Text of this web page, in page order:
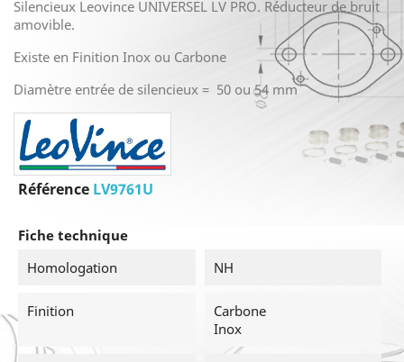
Silencieux Leovince UNIVERSEL LV PRO. Réducteur de bruit
amovible.
Existe en Finition Inox ou Carbone
Diamètre entrée de silencieux = 50 ou 54 mm
Référence LV9761U
Fiche technique
Homologation
NH
Finition
Carbone
Inox